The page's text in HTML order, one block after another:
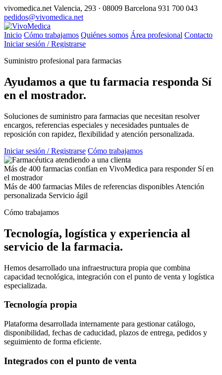
vivomedica.net Valencia, 293 · 08009 Barcelona 931 700 043
pedidos@vivomedica.net
Inicio Cómo trabajamos Quiénes somos Área profesional Contacto
Iniciar sesión / Registrarse
Suministro profesional para farmacias
Ayudamos a que tu farmacia responda Sí
en el mostrador.
Soluciones de suministro para farmacias que necesitan resolver
encargos, referencias especiales y necesidades puntuales de
reposición con rapidez, flexibilidad y atención personalizada.
Iniciar sesión / Registrarse Cómo trabajamos
Más de 400 farmacias confían en VivoMedica para responder Sí en
el mostrador
Más de 400 farmacias Miles de referencias disponibles Atención
personalizada Servicio ágil
Cómo trabajamos
Tecnología, logística y experiencia al
servicio de la farmacia.
Hemos desarrollado una infraestructura propia que combina
capacidad tecnológica, integración con el punto de venta y logística
especializada.
Tecnología propia
Plataforma desarrollada internamente para gestionar catálogo,
disponibilidad, fechas de caducidad, plazos de entrega, pedidos y
seguimiento de forma eficiente.
Integrados con el punto de venta